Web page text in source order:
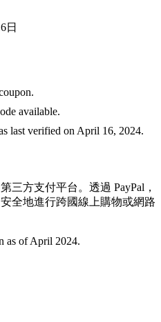
日
available.
last verified on April 16, 2024.
三方支付平台。透過 PayPal，
全地進行跨國線上購物或網路
as of April 2024.